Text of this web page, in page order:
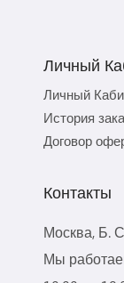
Личный
Личный
История
Договор
Контакты
Москва, Б.
Мы